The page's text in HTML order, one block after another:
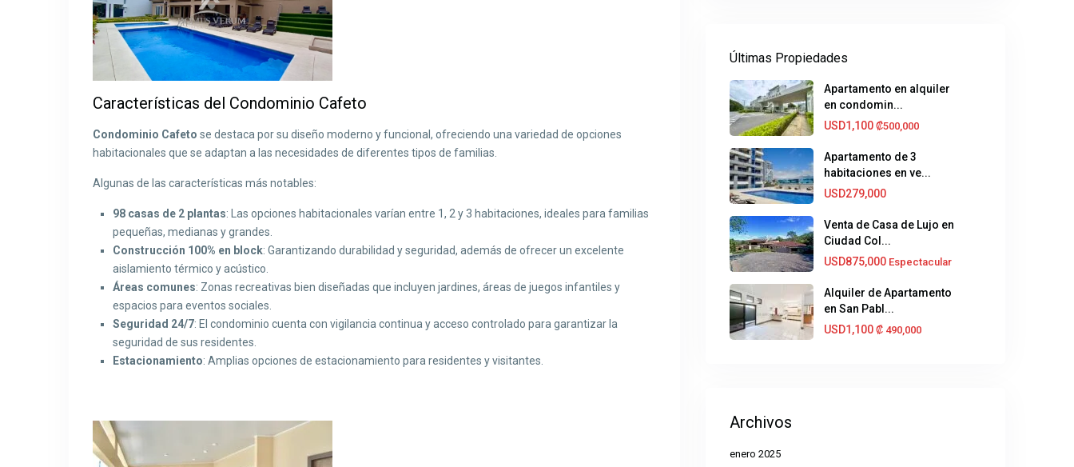
Características del Condominio Cafeto
Condominio Cafeto se destaca por su diseño moderno y funcional, ofreciendo una variedad de opciones
habitacionales que se adaptan a las necesidades de diferentes tipos de familias.
Algunas de las características más notables:
98 casas de 2 plantas: Las opciones habitacionales varían entre 1, 2 y 3 habitaciones, ideales para familias
pequeñas, medianas y grandes.
Construcción 100% en block: Garantizando durabilidad y seguridad, además de ofrecer un excelente
aislamiento térmico y acústico.
Áreas comunes: Zonas recreativas bien diseñadas que incluyen jardines, áreas de juegos infantiles y
espacios para eventos sociales.
Seguridad 24/7: El condominio cuenta con vigilancia continua y acceso controlado para garantizar la
seguridad de sus residentes.
Estacionamiento: Amplias opciones de estacionamiento para residentes y visitantes.
Últimas Propiedades
Apartamento en alquiler
en condomin...
USD1,100₡500,000
Apartamento de 3
habitaciones en ve...
USD279,000
Venta de Casa de Lujo en
Ciudad Col...
USD875,000 Espectacular
Alquiler de Apartamento
en San Pabl...
USD1,100₡‎ 490,000
Archivos
enero 2025